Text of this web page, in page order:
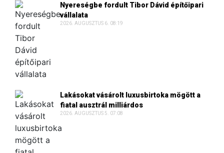
Nyereségbe fordult Tibor Dávid építőipari
vállalata
2026. AUGUSZTUS 6. 08:19
Lakásokat vásárolt luxusbirtoka mögött a
fiatal ausztrál milliárdos
2026. AUGUSZTUS 5. 07:08